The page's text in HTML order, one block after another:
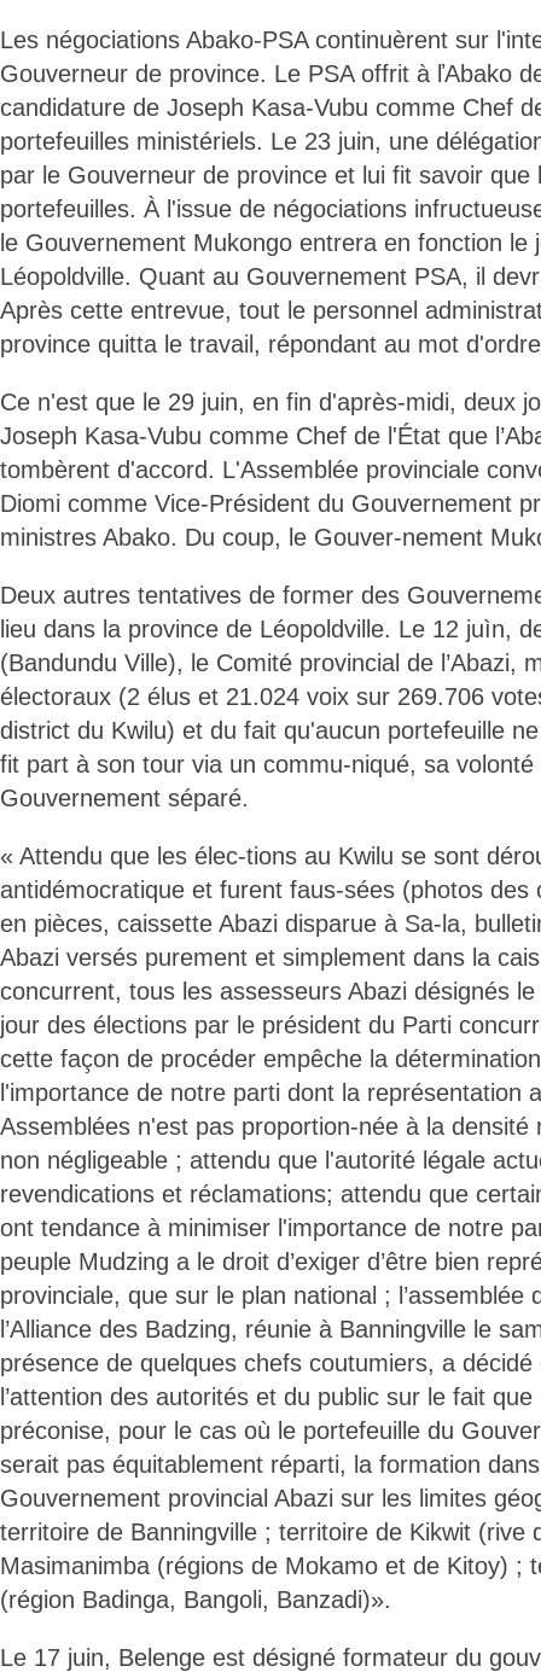
Les négociations Abako-PSA continuèrent sur
Gouverneur de province. Le PSA offrit à ľAbako
candidature de Joseph Kasa-Vubu comme Chef
portefeuilles ministériels. Le 23 juin, une
par le Gouverneur de province et lui fit savoir que
portefeuilles. À l'issue de négociations
le Gouvernement Mukongo entrera en fonction le
Léopoldville. Quant au Gouvernement PSA, il
Après cette entrevue, tout le personnel
province quitta le travail, répondant au mot
Ce n'est que le 29 juin, en fin d'après-midi, deux
Joseph Kasa-Vubu comme Chef de l'État que
tombèrent d'accord. L'Assemblée provinciale
Diomi comme Vice-Président du Gouvernement
ministres Abako. Du coup, le Gouver-nement
Deux autres tentatives de former des
lieu dans la province de Léopoldville. Le 12 juìn,
(Bandundu Ville), le Comité provincial de l’Abazi,
électoraux (2 élus et 21.024 voix sur 269.706
district du Kwilu) et du fait qu'aucun portefeuille
fit part à son tour via un commu-niqué, sa
Gouvernement séparé.
« Attendu que les élec-tions au Kwilu se sont
antidémocratique et furent faus-sées (photos des
en pièces, caissette Abazi disparue à Sa-la,
Abazi versés purement et simplement dans la
concurrent, tous les assesseurs Abazi désignés
jour des élections par le président du Parti
cette façon de procéder empêche la
l'importance de notre parti dont la représentation
Assemblées n'est pas proportion-née à la densité
non négligeable ; attendu que l'autorité légale
revendications et réclamations; attendu que
ont tendance à minimiser l'importance de notre
peuple Mudzing a le droit d’exiger d’être bien
provinciale, que sur le plan national ; l’assemblée
l’Alliance des Badzing, réunie à Banningville le
présence de quelques chefs coutumiers, a décidé
l’attention des autorités et du public sur le fait
préconise, pour le cas où le portefeuille du
serait pas équitablement réparti, la formation
Gouvernement provincial Abazi sur les limites
territoire de Banningville ; territoire de Kikwit (rive
Masimanimba (régions de Mokamo et de Kitoy) ;
(région Badinga, Bangoli, Banzadi)».
Le 17 juin, Belenge est désigné formateur du